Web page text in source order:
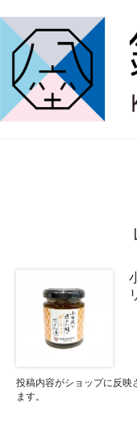
投稿内容がショップに反映
ます。